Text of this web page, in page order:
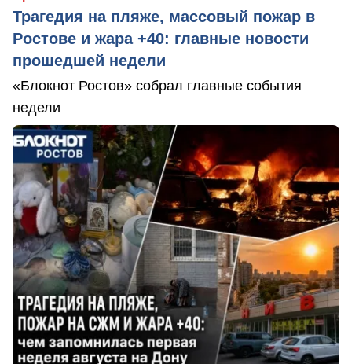
Трагедия на пляже, массовый пожар в
Ростове и жара +40: главные новости
прошедшей недели
«Блокнот Ростов» собрал главные события
недели